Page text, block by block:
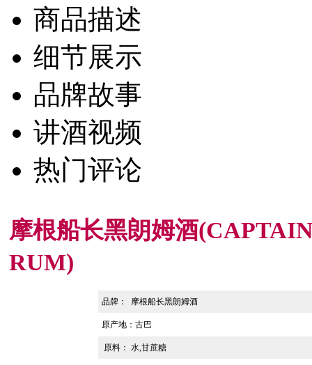
商品描述
细节展示
品牌故事
讲酒视频
热门评论
摩根船长黑朗姆酒
RUM)
品牌： 摩根船长黑朗姆酒
原产地： 古巴
原料： 水,甘蔗糖